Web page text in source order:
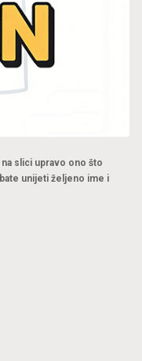
slici upravo ono što
unijeti željeno ime i